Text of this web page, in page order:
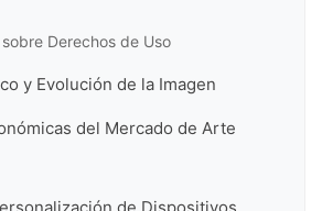
Derechos de Uso
y Evolución de la Imagen
del Mercado de Arte